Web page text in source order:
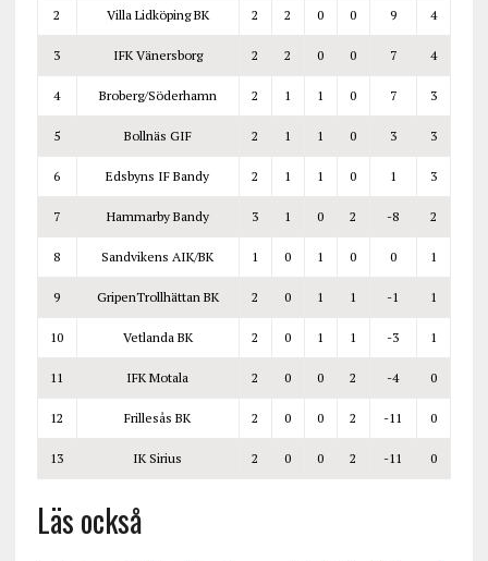
2 Villa Lidköping BK 2 2 0 0 9 4
3 IFK Vänersborg 2 2 0 0 7 4
4 Broberg/Söderhamn 2 1 1 0 7 3
5 Bollnäs GIF 2 1 1 0 3 3
6 Edsbyns IF Bandy 2 1 1 0 1 3
7 Hammarby Bandy 3 1 0 2 -8 2
8 Sandvikens AIK/BK 1 0 1 0 0 1
9 GripenTrollhättan BK 2 0 1 1 -1 1
10 Vetlanda BK 2 0 1 1 -3 1
11 IFK Motala 2 0 0 2 -4 0
12 Frillesås BK 2 0 0 2 -11 0
13 IK Sirius 2 0 0 2 -11 0
Läs också